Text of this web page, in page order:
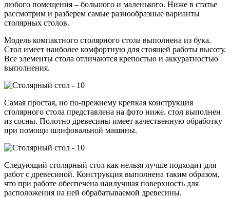
любого помещения – большого и маленького. Ниже в статье
рассмотрим и разберем самые разнообразные варианты
столярных столов.
Модель компактного столярного стола выполнена из бука.
Стол имеет наиболее комфортную для стоящей работы высоту.
Все элементы стола отличаются крепостью и аккуратностью
выполнения.
Самая простая, но по-прежнему крепкая конструкция
столярного стола представлена на фото ниже. стол выполнен
из сосны. Полотно древесины имеет качественную обработку
при помощи шлифовальной машины.
Следующий столярный стол как нельзя лучше подходит для
работ с древесиной. Конструкция выполнена таким образом,
что при работе обеспечена наилучшая поверхность для
расположения на ней обрабатываемой древесины.